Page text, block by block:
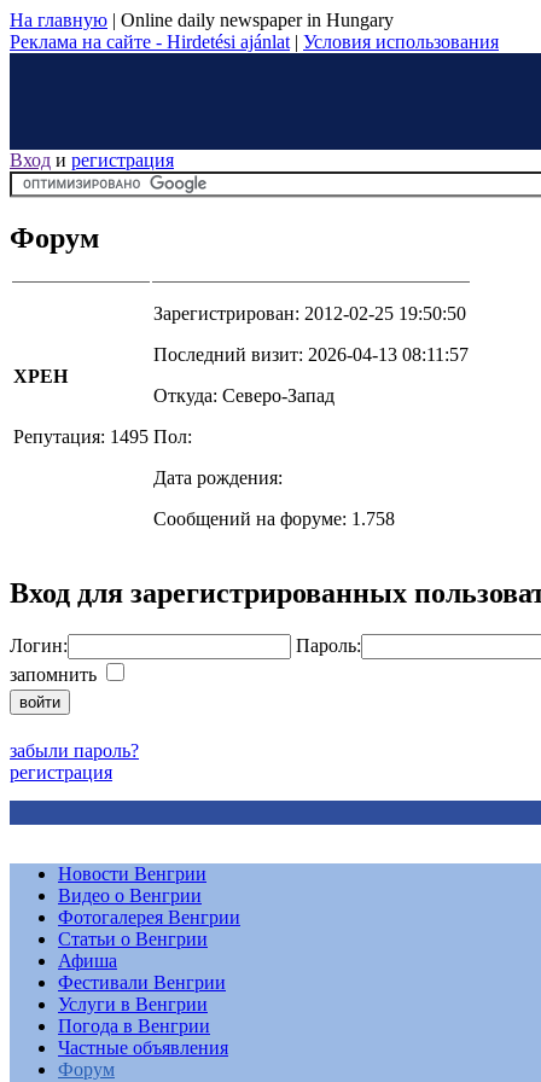
На главную | Online daily newspaper in Hungary
Реклама на сайте - Hirdetési ajánlat | Условия использования
Вход и регистрация
Форум
XPEH
Репутация: 1495
Зарегистрирован: 2012-02-25 19:50:50
Последний визит: 2026-04-13 08:11:57
Откуда: Северо-Запад
Пол:
Дата рождения:
Сообщений на форуме: 1.758
Вход для зарегистрированных
Логин:
Пароль:
запомнить
забыли пароль?
регистрация
Новости Венгрии
Видео о Венгрии
Фотогалерея Венгрии
Статьи о Венгрии
Афиша
Фестивали Венгрии
Услуги в Венгрии
Погода в Венгрии
Частные объявления
Форум